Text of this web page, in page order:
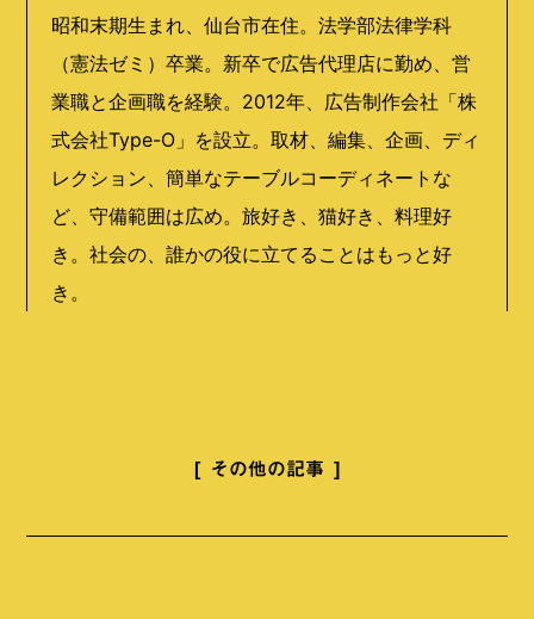
昭和末期生まれ、仙台市在住。法学部法律学科
（憲法ゼミ）卒業。新卒で広告代理店に勤め、営
業職と企画職を経験。 2012年、広告制作会社「株
式会社Type-O 」を設立。取材、編集、企画、ディ
レクション、簡単なテーブルコーディネートな
ど、守備範囲は広め。旅好き、猫好き、料理好
き。社会の、誰かの役に立てることはもっと好
き。
その他の記事